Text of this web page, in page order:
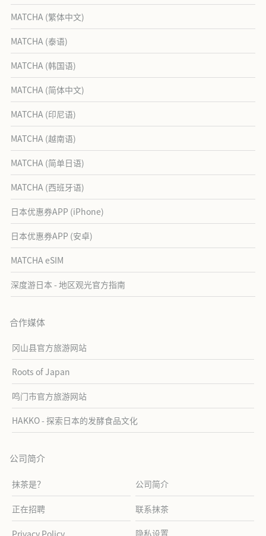
MATCHA (繁体中文)
MATCHA (泰语)
MATCHA (韩国语)
MATCHA (简体中文)
MATCHA (印尼语)
MATCHA (越南语)
MATCHA (简单日语)
MATCHA (西班牙语)
日本优惠券APP (iPhone)
日本优惠券APP (安卓)
MATCHA eSIM
深度游日本 - 地区观光官方指南
合作媒体
冈山县官方旅游网站
Roots of Japan
鸣门市官方旅游网站
HAKKO - 探索日本的发酵食品文化
公司简介
抹茶是？ 公司简介
正在招聘 联系抹茶
隐私设置